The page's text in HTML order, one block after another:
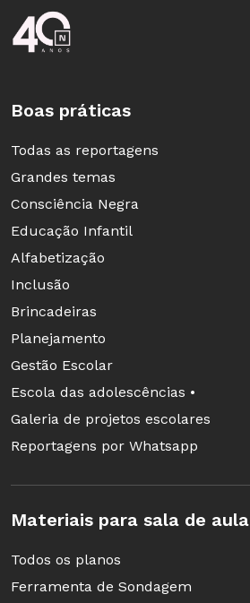
Rodapé da Nova Escola
Boas práticas
Todas as reportagens
Grandes temas
Consciência Negra
Educação Infantil
Alfabetização
Inclusão
Brincadeiras
Planejamento
Gestão Escolar
Escola das adolescências •
Galeria de projetos escolares
Reportagens por Whatsapp
Materiais para sala de aula
Todos os planos
Ferramenta de Sondagem